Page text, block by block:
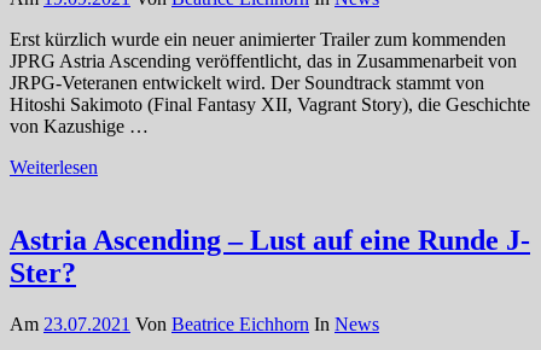
Erst kürzlich wurde ein neuer animierter Trailer zum kommenden
JPRG Astria Ascending veröffentlicht, das in Zusammenarbeit von
JRPG-Veteranen entwickelt wird. Der Soundtrack stammt von
Hitoshi Sakimoto (Final Fantasy XII, Vagrant Story), die Geschichte
von Kazushige …
Weiterlesen
Astria Ascending – Lust auf eine Runde J-
Ster?
Am 23.07.2021 Von Beatrice Eichhorn In News